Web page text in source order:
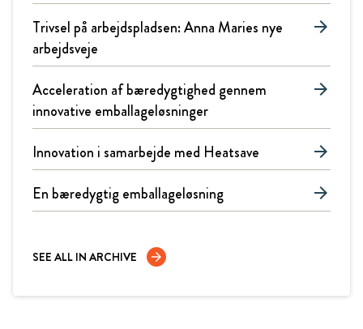
Trivsel på arbejdspladsen: Anna Maries nye
arbejdsveje
arrow_forward
Acceleration af bæredygtighed gennem
innovative emballageløsninger
arrow_forward
Innovation i samarbejde med Heatsave arrow_forward
En bæredygtig emballageløsning arrow_forward
SEE ALL IN ARCHIVE arrow_forward